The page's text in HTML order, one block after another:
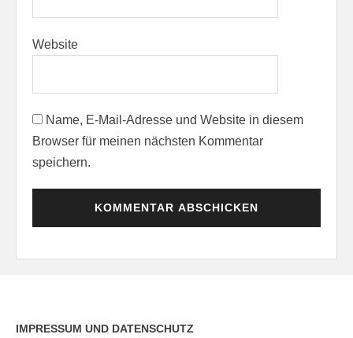
Website
Name, E-Mail-Adresse und Website in diesem
Browser für meinen nächsten Kommentar
speichern.
IMPRESSUM UND DATENSCHUTZ